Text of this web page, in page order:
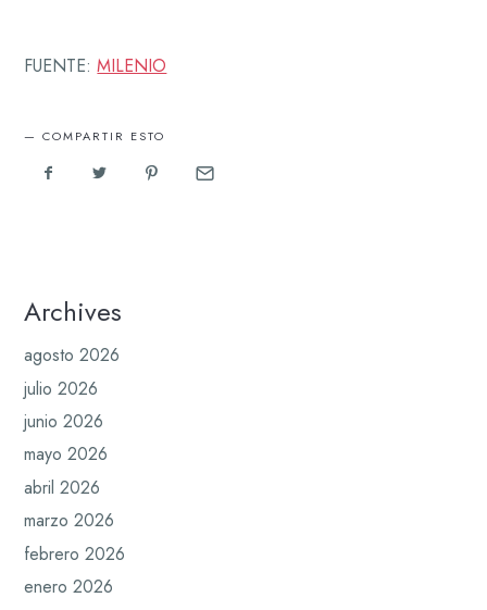
FUENTE:MILENIO
COMPARTIR ESTO
Archives
agosto 2026
julio 2026
junio 2026
mayo 2026
abril 2026
marzo 2026
febrero 2026
enero 2026